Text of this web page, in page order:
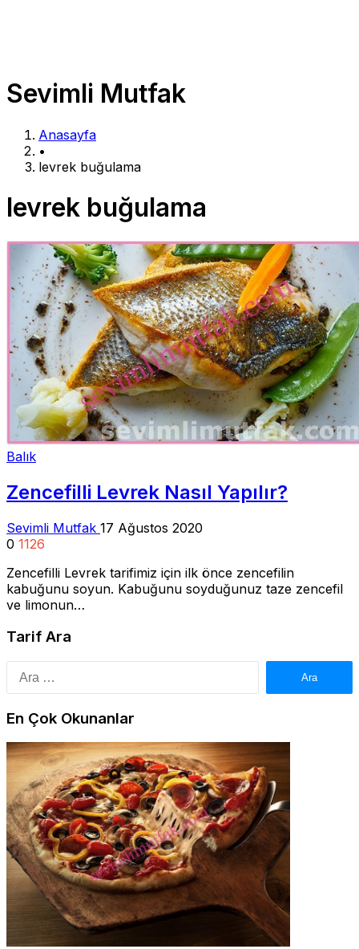
Sevimli Mutfak
Anasayfa
•
levrek buğulama
levrek buğulama
Balık
Zencefilli Levrek Nasıl Yapılır?
Sevimli Mutfak 17 Ağustos 2020
0 1126
Zencefilli Levrek tarifimiz için ilk önce zencefilin
kabuğunu soyun. Kabuğunu soyduğunuz taze zencefil
ve limonun…
Tarif Ara
En Çok Okunanlar